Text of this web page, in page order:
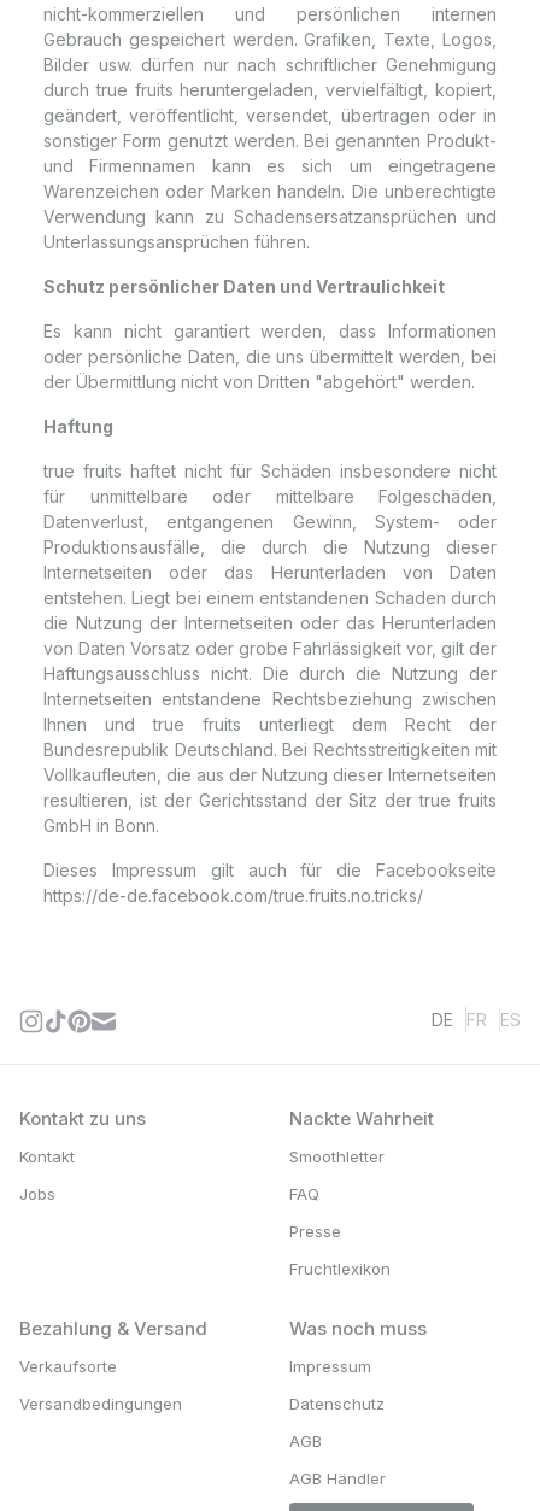
nicht-kommerziellen und persönlichen internen
Gebrauch gespeichert werden. Grafiken, Texte, Logos,
Bilder usw. dürfen nur nach schriftlicher Genehmigung
durch true fruits heruntergeladen, vervielfältigt, kopiert,
geändert, veröffentlicht, versendet, übertragen oder in
sonstiger Form genutzt werden. Bei genannten Produkt-
und Firmennamen kann es sich um eingetragene
Warenzeichen oder Marken handeln. Die unberechtigte
Verwendung kann zu Schadensersatzansprüchen und
Unterlassungsansprüchen führen.
Schutz persönlicher Daten und Vertraulichkeit
Es kann nicht garantiert werden, dass Informationen
oder persönliche Daten, die uns übermittelt werden, bei
der Übermittlung nicht von Dritten "abgehört" werden.
Haftung
true fruits haftet nicht für Schäden insbesondere nicht
für unmittelbare oder mittelbare Folgeschäden,
Datenverlust, entgangenen Gewinn, System- oder
Produktionsausfälle, die durch die Nutzung dieser
Internetseiten oder das Herunterladen von Daten
entstehen. Liegt bei einem entstandenen Schaden durch
die Nutzung der Internetseiten oder das Herunterladen
von Daten Vorsatz oder grobe Fahrlässigkeit vor, gilt der
Haftungsausschluss nicht. Die durch die Nutzung der
Internetseiten entstandene Rechtsbeziehung zwischen
Ihnen und true fruits unterliegt dem Recht der
Bundesrepublik Deutschland. Bei Rechtsstreitigkeiten mit
Vollkaufleuten, die aus der Nutzung dieser Internetseiten
resultieren, ist der Gerichtsstand der Sitz der true fruits
GmbH in Bonn.
Dieses Impressum gilt auch für die Facebookseite
https://de-de.facebook.com/true.fruits.no.tricks/
DE FR ES
Kontakt zu uns
Kontakt
Jobs
Nackte Wahrheit
Smoothletter
FAQ
Presse
Fruchtlexikon
Bezahlung & Versand
Verkaufsorte
Versandbedingungen
Was noch muss
Impressum
Datenschutz
AGB
AGB Händler